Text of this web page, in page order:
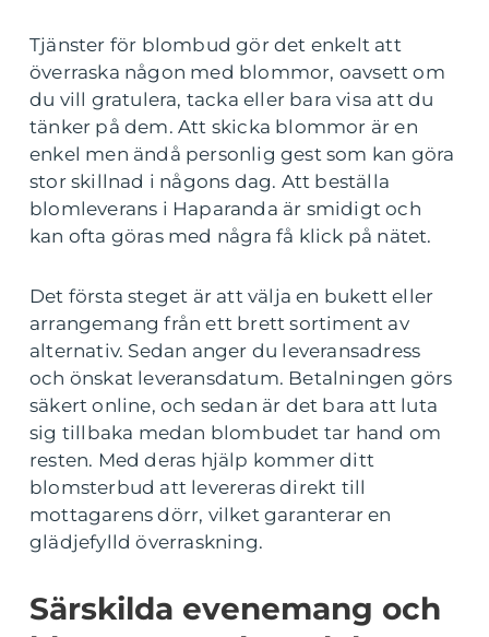
Tjänster för blombud gör det enkelt att
överraska någon med blommor, oavsett om
du vill gratulera, tacka eller bara visa att du
tänker på dem. Att skicka blommor är en
enkel men ändå personlig gest som kan göra
stor skillnad i någons dag. Att beställa
blomleverans i Haparanda är smidigt och
kan ofta göras med några få klick på nätet.
Det första steget är att välja en bukett eller
arrangemang från ett brett sortiment av
alternativ. Sedan anger du leveransadress
och önskat leveransdatum. Betalningen görs
säkert online, och sedan är det bara att luta
sig tillbaka medan blombudet tar hand om
resten. Med deras hjälp kommer ditt
blomsterbud att levereras direkt till
mottagarens dörr, vilket garanterar en
glädjefylld överraskning.
Särskilda evenemang och